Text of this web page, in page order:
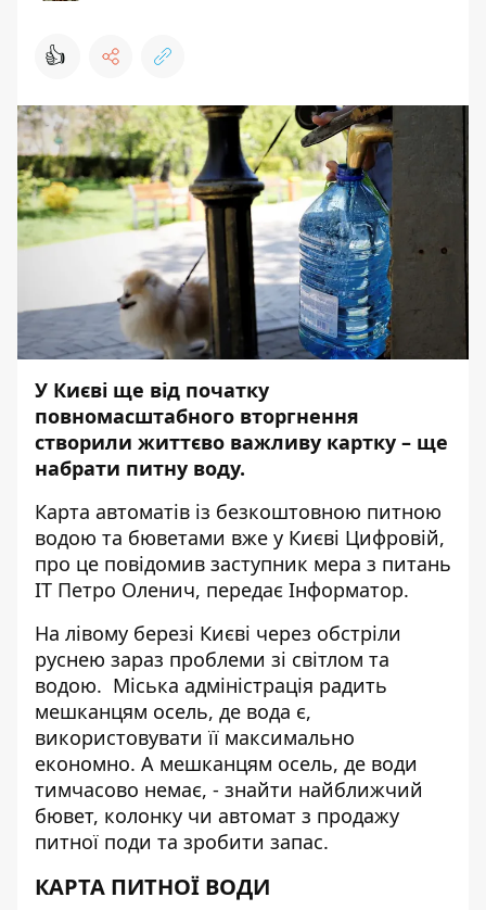
👍
У Києві ще від початку
повномасштабного вторгнення
створили життєво важливу картку – ще
набрати питну воду.
Карта автоматів із безкоштовною питною
водою та бюветами вже у Києві Цифровій,
про це повідомив заступник мера з питань
IT Петро Оленич, передає Інформатор.
На лівому березі Києві через обстріли
руснею зараз проблеми зі світлом та
водою. Міська адміністрація радить
мешканцям осель, де вода є,
використовувати її максимально
економно. А мешканцям осель, де води
тимчасово немає, - знайти найближчий
бювет, колонку чи автомат з продажу
питної поди та зробити запас.
КАРТА ПИТНОЇ ВОДИ